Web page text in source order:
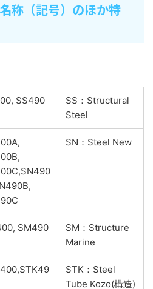
称（記号）のほか特
SS490
SS：Structural
Steel
SN：Steel New
SM490
SM：Structure
Marine
STK：Steel
Tube Kozo(構造)